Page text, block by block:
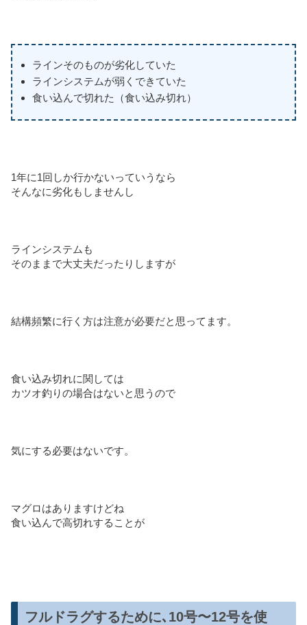
ラインそのものが劣化していた
ラインシステムが弱くできていた
食い込んで切れた（食い込み切れ）
1年に1回しか行かないっていうなら
そんなに劣化もしませんし
ラインシステムも
そのままで大丈夫だったりしますが
結構頻繁に行く方は注意が必要だと思ってます。
食い込み切れに関しては
カツオ釣りの場合はないと思うので
気にする必要はないです。
マグロはありますけどね
食い込んで高切れすることが
フルドラグするために､10号〜12号を使